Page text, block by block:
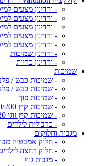
- ורדינון מצעים למיטה
- ורדינון מצעים למיטה
- ורדינון מצעים למיטה
- ורדינון מצעים למיטה
- ורדינון מצעים למיטה
- ורדינון שמיכות
- ורדינון כריות
שמיכות
- שמיכות כבש / פלנל 150/
- שמיכות כבש / פלנל זוגי
- שמיכות פוך
- שמיכות קיץ 150/200
- שמיכות קיץ זוגי 200/220
- כרבולית לילדים
מגבות וחלוקים
- חלוק אמבטיה
- חלוק רחצה
- מגבות גוף